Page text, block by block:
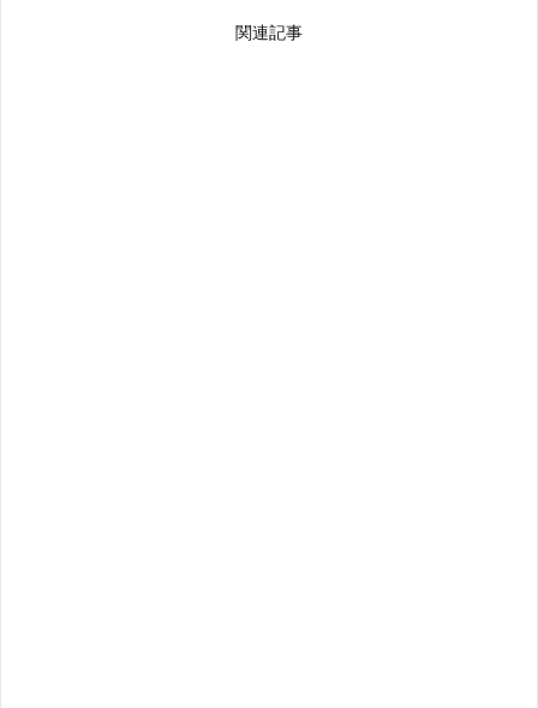
関連記事